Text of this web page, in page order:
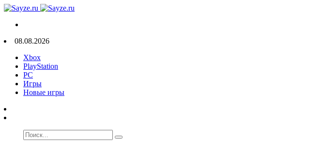
08.08.2026
Xbox
PlayStation
PC
Игры
Новые игры